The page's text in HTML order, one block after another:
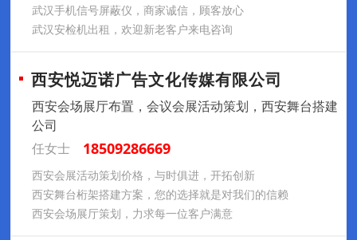
武汉手机信号屏蔽仪，商家诚信，顾客放心
武汉安检机出租，欢迎新老客户来电咨询
西安悦迈诺广告文化传媒有限公司
西安会场展厅布置，会议会展活动策划，西安舞台搭建
公司
任女士
18509286669
西安会展活动策划价格，与时俱进，开拓创新
西安舞台桁架搭建方案，您的选择就是对我们的信赖
西安会场展厅策划，力求每一位客户满意